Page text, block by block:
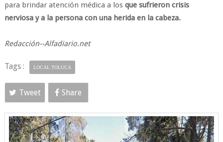
para brindar atención médica a los que sufrieron crisis
nerviosa y a la persona con una herida en la cabeza.
Redacción--Alfadiario.net
Tags : LOCAL TOLUCA
Tweet Share